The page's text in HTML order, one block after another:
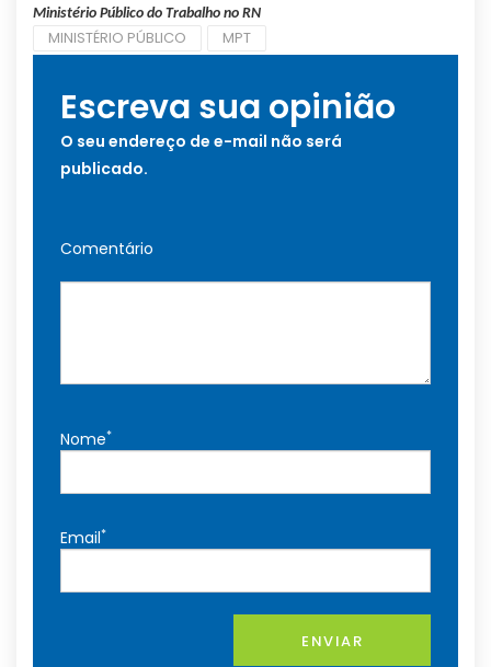
Ministério Público do Trabalho no RN
MINISTÉRIO PÚBLICO MPT
Escreva sua opinião
O seu endereço de e-mail não será
publicado.
Comentário
Nome*
Email*
ENVIAR